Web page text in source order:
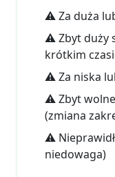
⚠️ Za duża
⚠️ Zbyt duży
krótkim
⚠️ Za niska
⚠️ Zbyt
(zmiana
⚠️
niedowaga)